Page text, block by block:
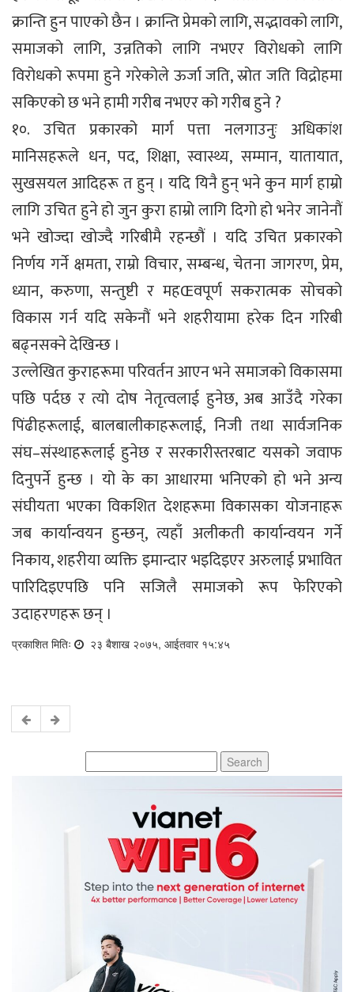
क्रान्ति हुन पाएको छैन । क्रान्ति प्रेमको लागि, सद्भावको लागि,
समाजको लागि, उन्नतिको लागि नभएर विरोधको लागि
विरोधको रूपमा हुने गरेकोले ऊर्जा जति, स्रोत जति विद्रोहमा
सकिएको छ भने हामी गरीब नभएर को गरीब हुने ?
१०. उचित प्रकारको मार्ग पत्ता नलगाउनुः अधिकांश
मानिसहरूले धन, पद, शिक्षा, स्वास्थ्य, सम्मान, यातायात,
सुखसयल आदिहरू त हुन् । यदि यिनै हुन् भने कुन मार्ग हाम्रो
लागि उचित हुने हो जुन कुरा हाम्रो लागि दिगो हो भनेर जानेनौं
भने खोज्दा खोज्दै गरिबीमै रहन्छौं । यदि उचित प्रकारको
निर्णय गर्ने क्षमता, राम्रो विचार, सम्बन्ध, चेतना जागरण, प्रेम,
ध्यान, करुणा, सन्तुष्टी र महŒवपूर्ण सकरात्मक सोचको
विकास गर्न यदि सकेनौं भने शहरीयामा हरेक दिन गरिबी
बढ्नसक्ने देखिन्छ ।
उल्लेखित कुराहरूमा परिवर्तन आएन भने समाजको विकासमा
पछि पर्दछ र त्यो दोष नेतृत्वलाई हुनेछ, अब आउँदै गरेका
पिंढीहरूलाई, बालबालीकाहरूलाई, निजी तथा सार्वजनिक
संघ–संस्थाहरूलाई हुनेछ र सरकारीस्तरबाट यसको जवाफ
दिनुपर्ने हुन्छ । यो के का आधारमा भनिएको हो भने अन्य
संघीयता भएका विकशित देशहरूमा विकासका योजनाहरू
जब कार्यान्वयन हुन्छन्, त्यहाँ अलीकती कार्यान्वयन गर्ने
निकाय, शहरीया व्यक्ति इमान्दार भइदिइएर अरुलाई प्रभावित
पारिदिइएपछि पनि सजिलै समाजको रूप फेरिएको
उदाहरणहरू छन् ।
प्रकाशित मितिः २३ बैशाख २०७५, आईतवार १५:४५
for: